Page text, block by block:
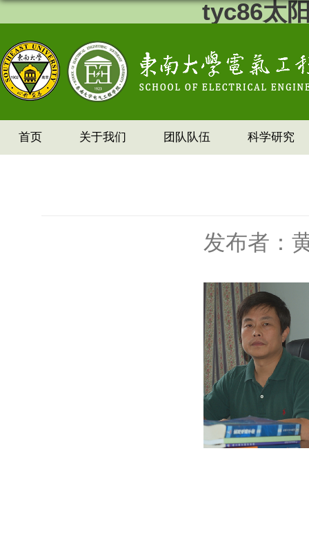
tyc86太
首页 关于我们 团队队伍 科学研究
发布者：